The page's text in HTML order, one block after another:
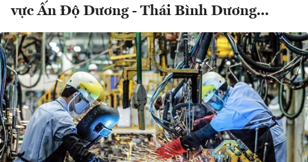
vực Ấn Độ Dương - Thái Bình Dương...